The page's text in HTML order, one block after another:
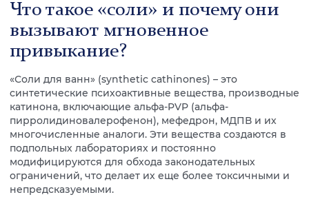
Что такое «соли» и почему они
вызывают мгновенное
привыкание?
«Соли для ванн» (synthetic cathinones) – это
синтетические психоактивные вещества, производные
катинона, включающие альфа-PVP (альфа-
пирролидиновалерофенон), мефедрон, МДПВ и их
многочисленные аналоги. Эти вещества создаются в
подпольных лабораториях и постоянно
модифицируются для обхода законодательных
ограничений, что делает их еще более токсичными и
непредсказуемыми.